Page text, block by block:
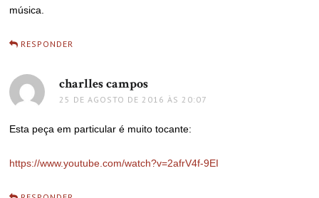
música.
RESPONDER
charlles campos
25 DE AGOSTO DE 2016 ÀS 20:07
Esta peça em particular é muito tocante:
https://www.youtube.com/watch?v=2afrV4f-9EI